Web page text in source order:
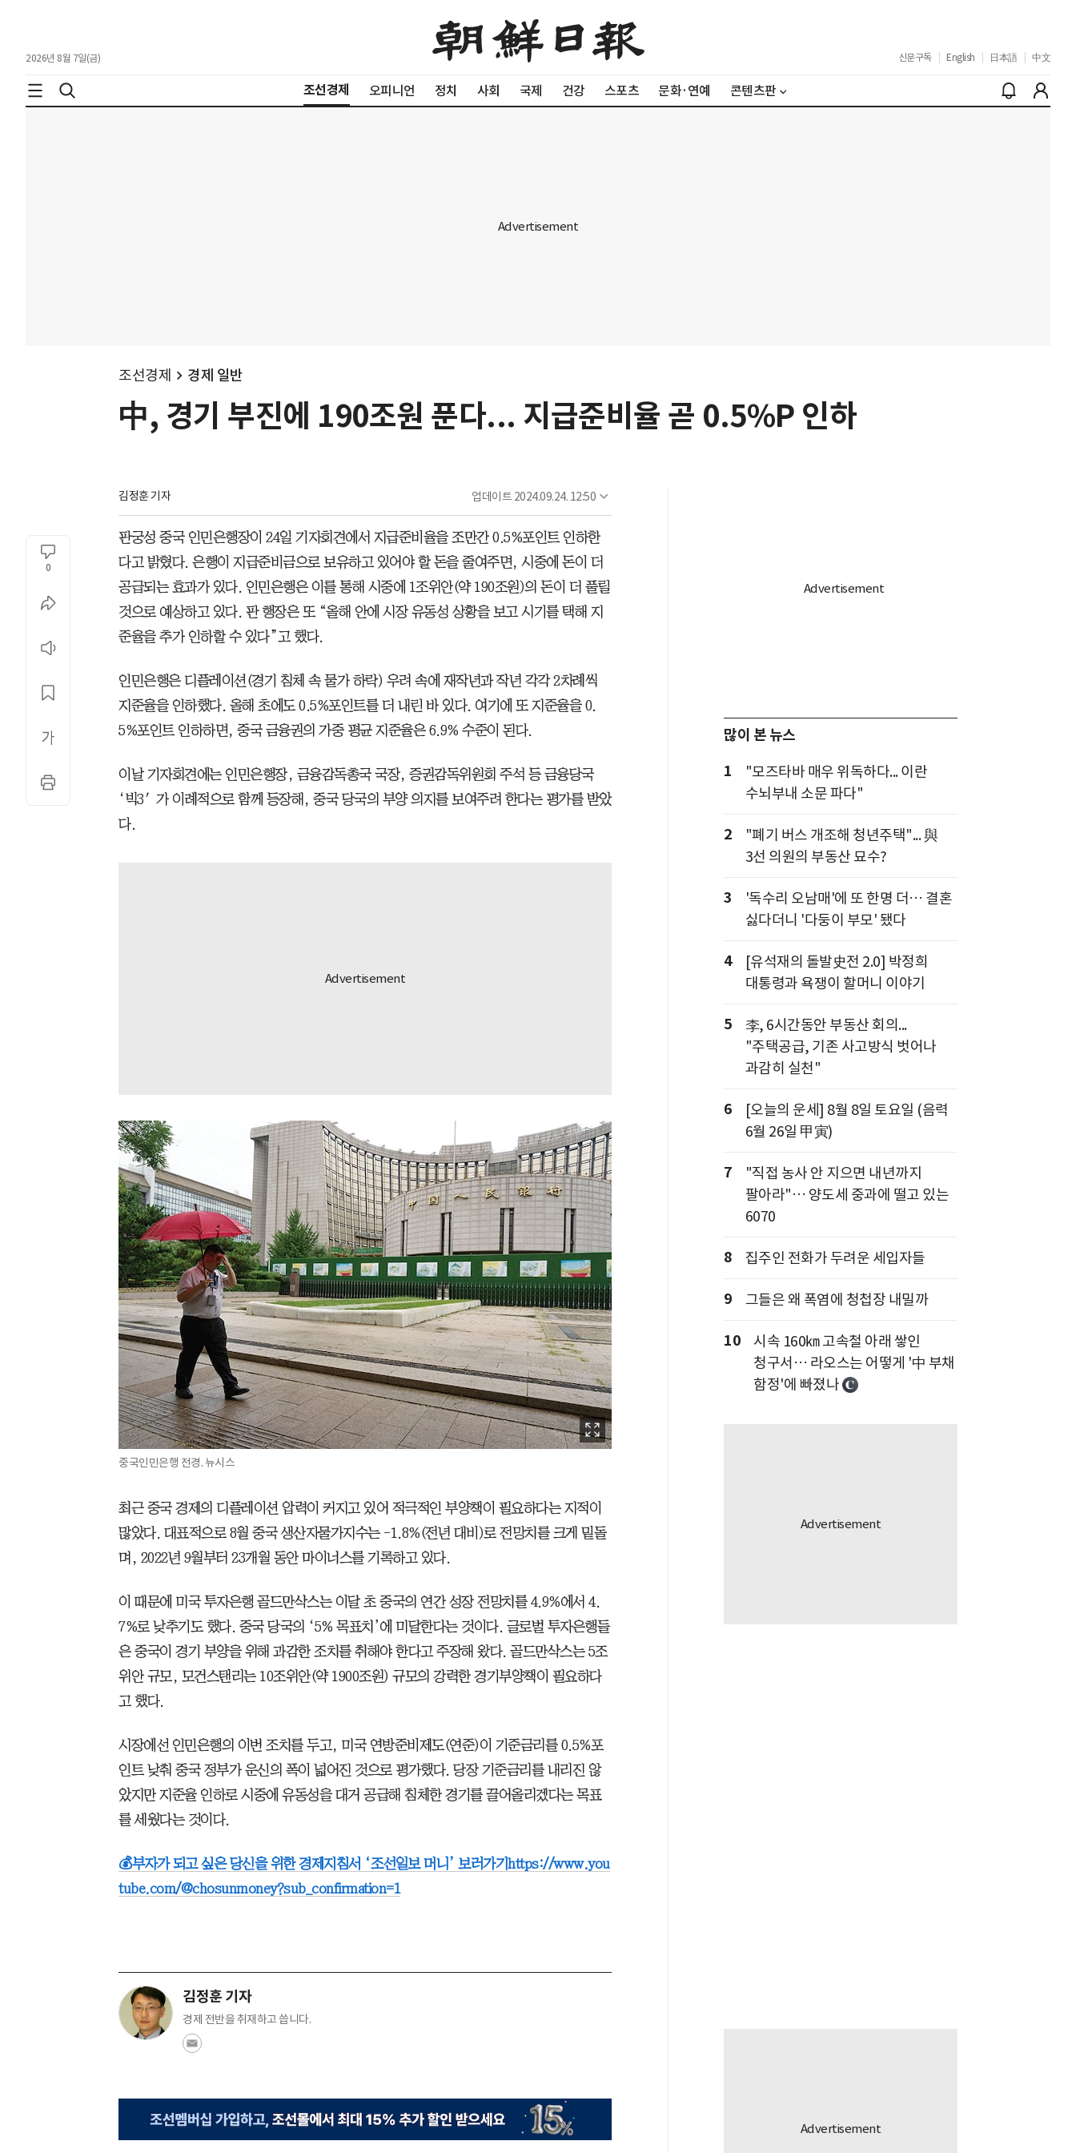
2026년 8월 7일(금) 신문구독 English 日本語 中文
조선경제 오피니언 정치 사회 국제 건강 스포츠 문화·연예 콘텐츠판
조선경제 경제 일반
中, 경기 부진에 190조원 푼다... 지급준비율 곧 0.5%P 인하
김정훈 기자 업데이트 2024.09.24. 12:50
0
판궁성 중국 인민은행장이 24일 기자회견에서 지급준비율을 조만간 0.5%포인트 인하한
다고 밝혔다. 은행이 지급준비금으로 보유하고 있어야 할 돈을 줄여주면, 시중에 돈이 더
공급되는 효과가 있다. 인민은행은 이를 통해 시중에 1조위안(약 190조원)의 돈이 더 풀릴
것으로 예상하고 있다. 판 행장은 또 “올해 안에 시장 유동성 상황을 보고 시기를 택해 지
준율을 추가 인하할 수 있다”고 했다.
인민은행은 디플레이션(경기 침체 속 물가 하락) 우려 속에 재작년과 작년 각각 2차례씩
지준율을 인하했다. 올해 초에도 0.5%포인트를 더 내린 바 있다. 여기에 또 지준율을 0.
5%포인트 인하하면, 중국 금융권의 가중 평균 지준율은 6.9% 수준이 된다.
이날 기자회견에는 인민은행장, 금융감독총국 국장, 증권감독위원회 주석 등 금융당국
‘빅3′가 이례적으로 함께 등장해, 중국 당국의 부양 의지를 보여주려 한다는 평가를 받았
다.
중국인민은행 전경. 뉴시스
최근 중국 경제의 디플레이션 압력이 커지고 있어 적극적인 부양책이 필요하다는 지적이
많았다. 대표적으로 8월 중국 생산자물가지수는 -1.8%(전년 대비)로 전망치를 크게 밑돌
며, 2022년 9월부터 23개월 동안 마이너스를 기록하고 있다.
이 때문에 미국 투자은행 골드만삭스는 이달 초 중국의 연간 성장 전망치를 4.9%에서 4.
7%로 낮추기도 했다. 중국 당국의 ‘5% 목표치’에 미달한다는 것이다. 글로벌 투자은행들
은 중국이 경기 부양을 위해 과감한 조치를 취해야 한다고 주장해 왔다. 골드만삭스는 5조
위안 규모, 모건스탠리는 10조위안(약 1900조원) 규모의 강력한 경기부양책이 필요하다
고 했다.
시장에선 인민은행의 이번 조치를 두고, 미국 연방준비제도(연준)이 기준금리를 0.5%포
인트 낮춰 중국 정부가 운신의 폭이 넓어진 것으로 평가했다. 당장 기준금리를 내리진 않
았지만 지준율 인하로 시중에 유동성을 대거 공급해 침체한 경기를 끌어올리겠다는 목표
를 세웠다는 것이다.
💰부자가 되고 싶은 당신을 위한 경제지침서 ‘조선일보 머니’ 보러가기 https://www.you
tube.com/@chosunmoney?sub_confirmation=1
김정훈 기자
경제 전반을 취재하고 씁니다.
많이 본 뉴스
1
"모즈타바 매우 위독하다... 이란
수뇌부내 소문 파다"
2
"폐기 버스 개조해 청년주택"... 與
3선 의원의 부동산 묘수?
3
'독수리 오남매'에 또 한명 더… 결혼
싫다더니 '다둥이 부모' 됐다
4
[유석재의 돌발史전 2.0] 박정희
대통령과 욕쟁이 할머니 이야기
5
李, 6시간동안 부동산 회의...
"주택공급, 기존 사고방식 벗어나
과감히 실천"
6
[오늘의 운세] 8월 8일 토요일 (음력
6월 26일 甲寅)
7
"직접 농사 안 지으면 내년까지
팔아라"… 양도세 중과에 떨고 있는
6070
8 집주인 전화가 두려운 세입자들
9 그들은 왜 폭염에 청첩장 내밀까
10
시속 160㎞ 고속철 아래 쌓인
청구서… 라오스는 어떻게 '中 부채
함정'에 빠졌나